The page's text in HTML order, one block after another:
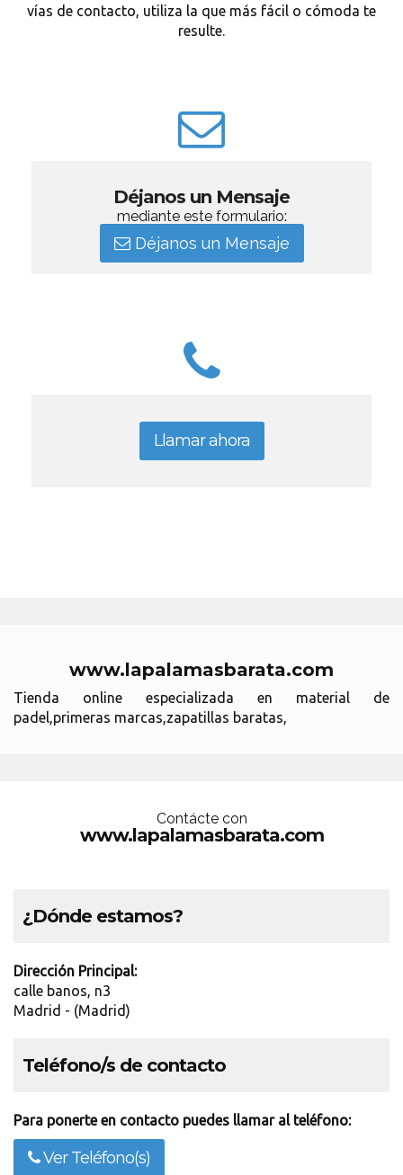
vías de contacto, utiliza la que más fácil o cómoda te
resulte.
Déjanos un Mensaje
mediante este formulario:
Déjanos un Mensaje
Llamar ahora
www.lapalamasbarata.com
Tienda online especializada en material de
padel,primeras marcas,zapatillas baratas,
Contácte con
www.lapalamasbarata.com
¿Dónde estamos?
Dirección Principal:
calle banos, n3
Madrid - (Madrid)
Teléfono/s de contacto
Para ponerte en contacto puedes llamar al teléfono:
Ver Teléfono(s)